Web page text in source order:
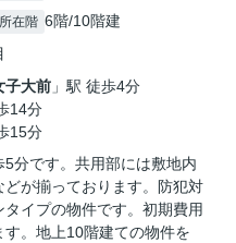
所在階 6階/10階建
子大前 」駅 徒歩4分
14分
15分
分です。共用部には敷地内
が揃っております。防犯対
イプの物件です。初期費用
。地上10階建ての物件を